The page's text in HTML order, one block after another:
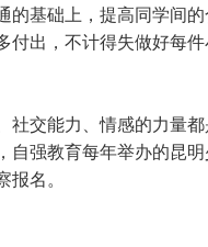
的基础上，提高同学间
付出，不计得失做好每
社交能力、情感的力量
自强教育每年举办的昆
名。